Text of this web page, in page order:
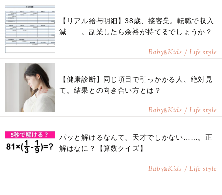
【リアル給与明細】38歳、接客業。転職で収入
減……。副業したら余裕が持てるでしょうか？
Baby&Kids / Life style
【健康診断】同じ項目で引っかかる人、絶対見
て。結果との向き合い方とは？
Baby&Kids / Life style
パッと解けるなんて、天才でしかない……。正
解はなに？【算数クイズ】
Baby&Kids / Life style